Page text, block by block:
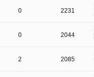
0 2231
0 2044
2 2085